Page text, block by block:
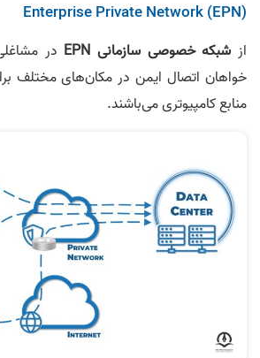
Enterprise Private Network (EPN)
از شبکه خصوصی سازمانی EPN
در
خواهان اتصال ایمن در مکان‌های مختلف
منابع کامپیوتری می‌باشند.